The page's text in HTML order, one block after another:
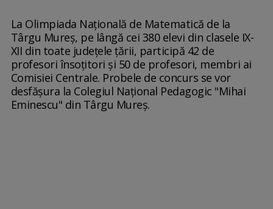
La Olimpiada Naţională de Matematică de la
Târgu Mureş, pe lângă cei 380 elevi din clasele IX-
XII din toate judeţele ţării, participă 42 de
profesori însoţitori şi 50 de profesori, membri ai
Comisiei Centrale. Probele de concurs se vor
desfăşura la Colegiul Naţional Pedagogic "Mihai
Eminescu" din Târgu Mureş.